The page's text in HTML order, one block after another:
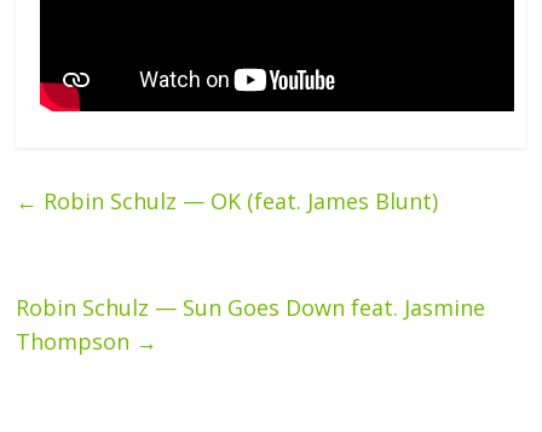
← Robin Schulz — OK (feat. James Blunt)
Robin Schulz — Sun Goes Down feat. Jasmine
Thompson →